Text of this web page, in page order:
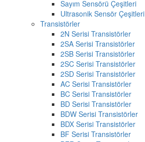
Sayım Sensörü Çeşitleri
Ultrasonik Sensör Çeşitleri
Transistörler
2N Serisi Transistörler
2SA Serisi Transistörler
2SB Serisi Transistörler
2SC Serisi Transistörler
2SD Serisi Transistörler
AC Serisi Transistörler
BC Serisi Transistörler
BD Serisi Transistörler
BDW Serisi Transistörler
BDX Serisi Transistörler
BF Serisi Transistörler